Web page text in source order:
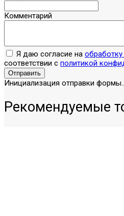
Комментарий
Я даю согласие на
соответствии с политикой
Отправить
Инициализация отправки
Рекомендуемые